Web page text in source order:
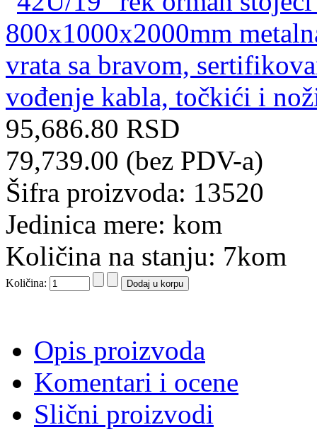
95,686.80 RSD
79,739.00 (bez PDV-a)
Šifra proizvoda: 13520
Jedinica mere: kom
Količina na stanju: 7kom
Količina:
Opis proizvoda
Komentari i ocene
Slični proizvodi